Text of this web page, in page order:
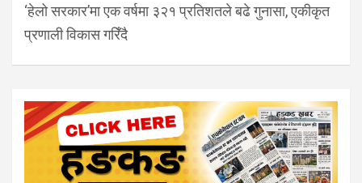
‘हेलो सरकार’मा एक वर्षमा ३२१ प्रतिशतले बढे गुनासा, एकीकृत
प्रणाली विकास गरिँदै